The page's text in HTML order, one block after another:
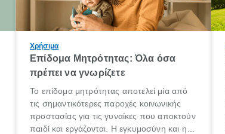
Χρήσιμα
Επίδομα Μητρότητας: Όλα όσα
πρέπει να γνωρίζετε
Το επίδομα μητρότητας αποτελεί μία από
τις σημαντικότερες παροχές κοινωνικής
προστασίας για τις γυναίκες που αποκτούν
παιδί και εργάζονται. Η εγκυμοσύνη και η